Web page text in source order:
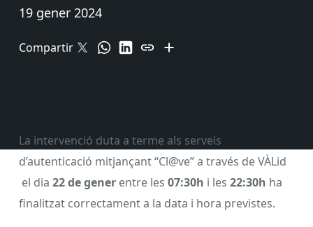
19 gener 2024
Compartir
La intervenció duta a terme als serveis
d’autenticació mitjançant “Cl@ve” a través de VÀLid
el dia 22 de gener entre les 07:30h i les 22:30h ha
finalitzat correctament a la data i hora previstes.